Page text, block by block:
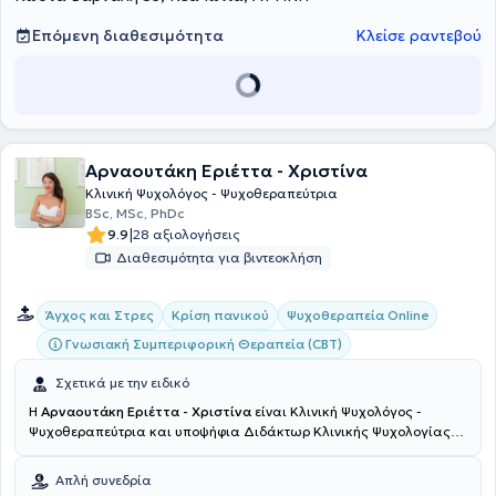
Επόμενη διαθεσιμότητα
Κλείσε ραντεβού
Αρναουτάκη Εριέττα - Χριστίνα
Κλινική Ψυχολόγος - Ψυχοθεραπεύτρια
BSc, MSc, PhDc
9.9|28 αξιολογήσεις
Διαθεσιμότητα για βιντεοκλήση
Άγχος και Στρες Κρίση πανικού
Ψυχοθεραπεία Online
Γνωσιακή Συμπεριφορική Θεραπεία (CBT)
Σχετικά με την ειδικό
Η Αρναουτάκη Εριέττα - Χριστίνα είναι Κλινική Ψυχολόγος -
Ψυχοθεραπεύτρια και υποψήφια Διδάκτωρ Κλινικής Ψυχολογίας
το Κέντρο Ψυχοθεραπείας Ενηλίκων "Hoperapia" στον Πειραιά. Η
διδακτορική διατριβή της έχει ως αντικείμενο έρευνας την πρόληψη
Απλή συνεδρία